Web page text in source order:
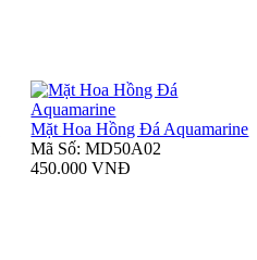
Mặt Hoa Hồng Đá Aquamarine
Mã Số: MD50A02
450.000 VNĐ